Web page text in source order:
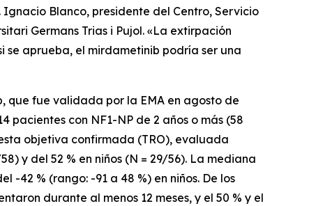
Blanco, presidente del Centro, Servicio
Germans Trias i Pujol. «La extirpación
se aprueba, el mirdametinib podría ser una
que fue validada por la EMA en agosto de
pacientes con NF1-NP de 2 años o más (58
objetiva confirmada (TRO), evaluada
y del 52 % en niños (N = 29/56). La mediana
-42 % (rango: -91 a 48 %) en niños. De los
durante al menos 12 meses, y el 50 % y el